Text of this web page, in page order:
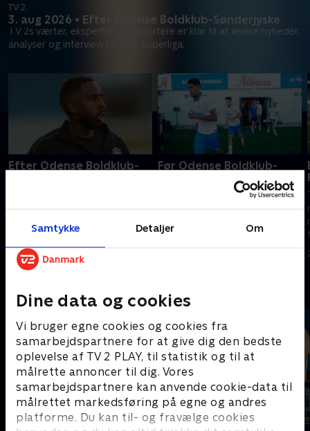
Samtykke Detaljer Om
Dine data og cookies
Vi bruger egne cookies og cookies fra
samarbejdspartnere for at give dig den bedste
oplevelse af TV 2 PLAY, til statistik og til at
målrette annoncer til dig. Vores
samarbejdspartnere kan anvende cookie-data til
målrettet markedsføring på egne og andres
platforme. Du kan til- og fravælge cookies
3. aug 2026 • Efter Odense Boldklub-Sønderjyske
TV 2s værter, eksperter og reportere er klar til at levere nyheder,
analyser og interviews fra 3F Superliga.
TV 2.
Efter Odense Boldklub-
reportere er klar til at levere
fra 3F Superliga.
3. august 2026 • 25 min
Før Odense Boldklub-
TV 2s værter, eksperter og
reportere er klar til at levere
fra 3F Superliga.